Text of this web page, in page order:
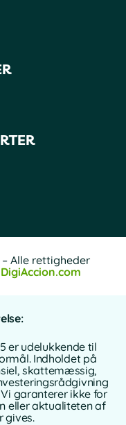
Alle rettigheder
DigiAccion.com
er udelukkende til
Indholdet på
skattemæssig,
garanterer ikke for
eller aktualiteten af
gives.